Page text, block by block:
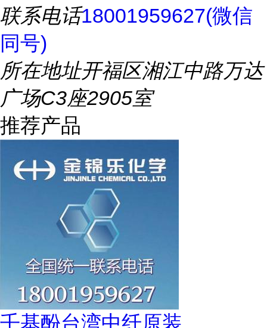
联系电话18001959627(微信
同号)
所在地址开福区湘江中路万达
广场C3座2905室
推荐产品
壬基酚台湾中纤原装